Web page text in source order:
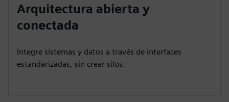
Arquitectura abierta y
conectada
Integre sistemas y datos a través de interfaces
estandarizadas, sin crear silos.